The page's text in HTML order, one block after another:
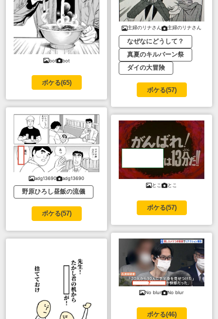
bot bot
ボケる(65)
adg13690 adg13690
野原ひろし昼飯の流儀
ボケる(57)
主婦のリナさん 主婦のリナさん
なぜなにどうして？
真夏のキルバーン祭
ダイの大冒険
ボケる(57)
とこ とこ
ボケる(57)
No blur No blur
ボケる(46)